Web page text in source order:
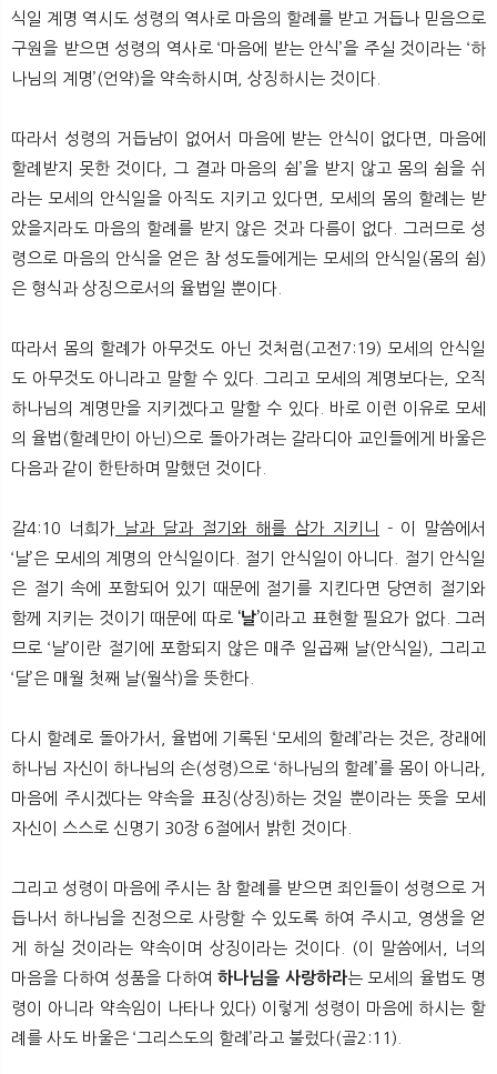
식일 계명 역시도 성령의 역사로 마음의 할례를 받고 거듭나 믿음으로
구원을 받으면 성령의 역사로 ‘마음에 받는 안식’을 주실 것이라는 ‘하
나님의 계명’(언약)을 약속하시며, 상징하시는 것이다.
따라서 성령의 거듭남이 없어서 마음에 받는 안식이 없다면, 마음에
할례받지 못한 것이다, 그 결과 마음의 쉼’을 받지 않고 몸의 쉼을 쉬
라는 모세의 안식일을 아직도 지키고 있다면, 모세의 몸의 할례는 받
았을지라도 마음의 할례를 받지 않은 것과 다름이 없다. 그러므로 성
령으로 마음의 안식을 얻은 참 성도들에게는 모세의 안식일(몸의 쉼)
은 형식과 상징으로서의 율법일 뿐이다.
따라서 몸의 할례가 아무것도 아닌 것처럼(고전7:19) 모세의 안식일
도 아무것도 아니라고 말할 수 있다. 그리고 모세의 계명보다는, 오직
하나님의 계명만을 지키겠다고 말할 수 있다. 바로 이런 이유로 모세
의 율법(할례만이 아닌)으로 돌아가려는 갈라디아 교인들에게 바울은
다음과 같이 한탄하며 말했던 것이다.
갈4:10 너희가 날과 달과 절기와 해를 삼가 지키니
- 이 말씀에서
‘날’은 모세의 계명의 안식일이다. 절기 안식일이 아니다. 절기 안식일
은 절기 속에 포함되어 있기 때문에 절기를 지킨다면 당연히 절기와
함께 지키는 것이기 때문에 따로 ‘날’이라고 표현할 필요가 없다. 그러
므로 ‘날’이란 절기에 포함되지 않은 매주 일곱째 날(안식일), 그리고
‘달’은 매월 첫째 날(월삭)을 뜻한다.
다시 할례로 돌아가서, 율법에 기록된 ‘모세의 할례’라는 것은, 장래에
하나님 자신이 하나님의 손(성령)으로 ‘하나님의 할례’를 몸이 아니라,
마음에 주시겠다는 약속을 표징(상징)하는 것일 뿐이라는 뜻을 모세
자신이 스스로 신명기 30장 6절에서 밝힌 것이다.
그리고 성령이 마음에 주시는 참 할례를 받으면 죄인들이 성령으로 거
듭나서 하나님을 진정으로 사랑할 수 있도록 하여 주시고, 영생을 얻
게 하실 것이라는 약속이며 상징이라는 것이다. (이 말씀에서, 너의
마음을 다하여 성품을 다하여 하나님을 사랑하라는 모세의 율법도 명
령이 아니라 약속임이 나타나 있다) 이렇게 성령이 마음에 하시는 할
례를 사도 바울은 ‘그리스도의 할례’라고 불렀다(골2:11).